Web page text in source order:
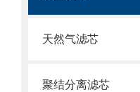
天然气滤芯
聚结分离滤芯